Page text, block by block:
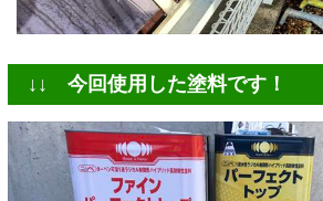
↓↓ 今回使用した塗料です！